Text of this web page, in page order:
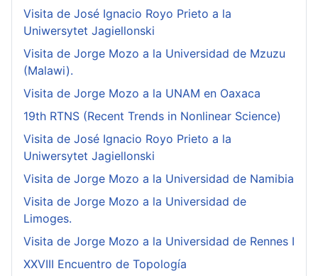
Visita de José Ignacio Royo Prieto a la
Uniwersytet Jagiellonski
Visita de Jorge Mozo a la Universidad de Mzuzu
(Malawi).
Visita de Jorge Mozo a la UNAM en Oaxaca
19th RTNS (Recent Trends in Nonlinear Science)
Visita de José Ignacio Royo Prieto a la
Uniwersytet Jagiellonski
Visita de Jorge Mozo a la Universidad de Namibia
Visita de Jorge Mozo a la Universidad de
Limoges.
Visita de Jorge Mozo a la Universidad de Rennes I
XXVIII Encuentro de Topología